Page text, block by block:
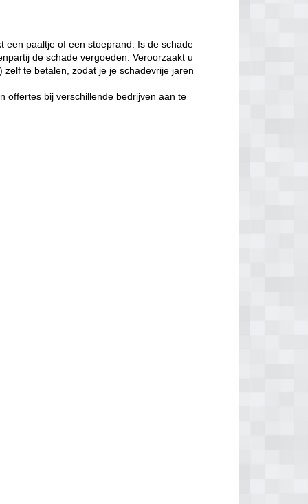
een paaltje of een stoeprand. Is de schade
de schade vergoeden. Veroorzaakt u
te betalen, zodat je je schadevrije jaren
offertes bij verschillende bedrijven aan te